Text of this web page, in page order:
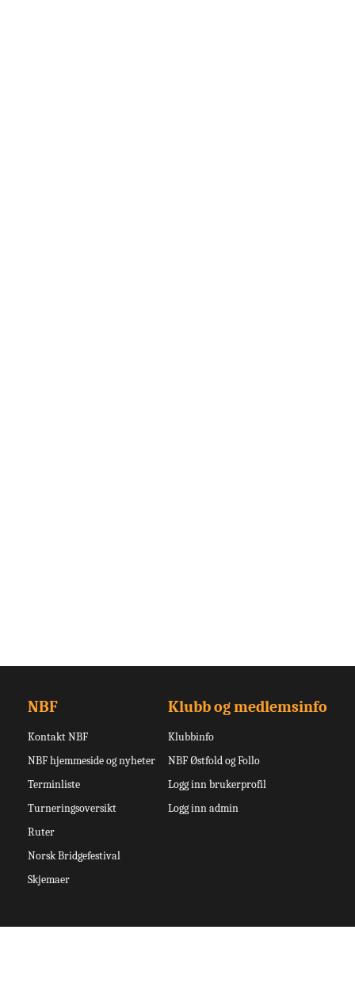
NBF
Kontakt NBF
NBF hjemmeside og nyheter
Terminliste
Turneringsoversikt
Ruter
Norsk Bridgefestival
Skjemaer
Klubb og medlemsinfo
Klubbinfo
NBF Østfold og Follo
Logg inn brukerprofil
Logg inn admin